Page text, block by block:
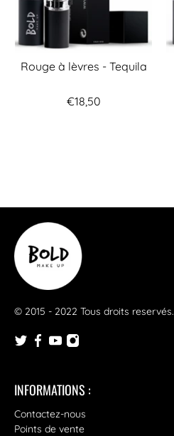
Rouge à lèvres - Tequila
€18,50
© 2015 - 2022 Tous droits reservés.
INFORMATIONS :
Contactez-nous
Points de vente